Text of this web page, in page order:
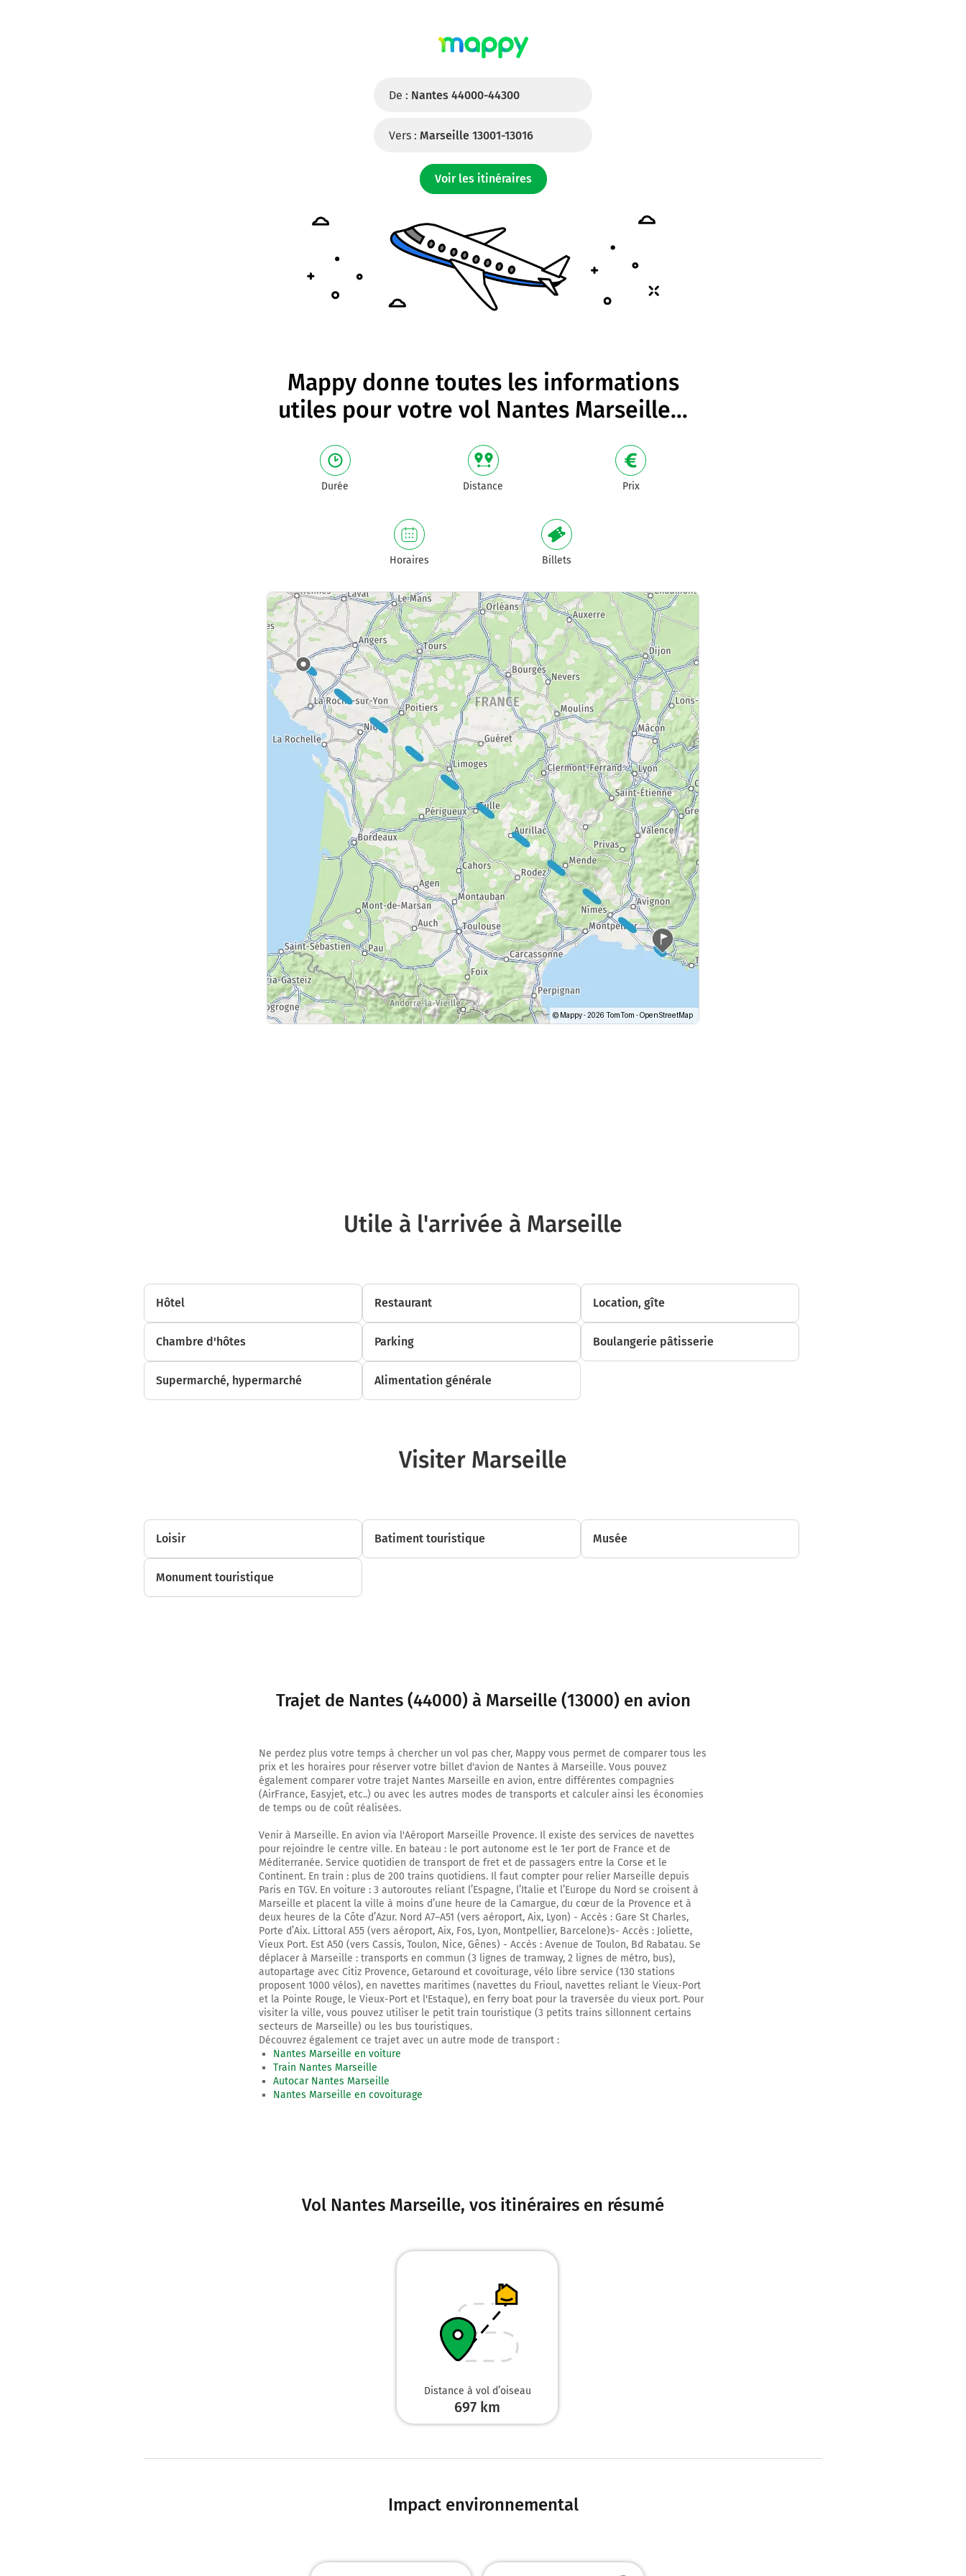
De : Nantes 44000-44300
Vers : Marseille 13001-13016
Voir les itinéraires
Mappy donne toutes les informations
utiles pour votre vol Nantes Marseille...
Durée Distance Prix
Horaires Billets
Utile à l'arrivée à Marseille
Hôtel Restaurant Location, gîte
Chambre d'hôtes Parking Boulangerie pâtisserie
Supermarché, hypermarché Alimentation générale
Visiter Marseille
Loisir Batiment touristique Musée
Monument touristique
Trajet de Nantes (44000) à Marseille (13000) en avion
Ne perdez plus votre temps à chercher un vol pas cher, Mappy vous permet de comparer tous les
prix et les horaires pour réserver votre billet d'avion de Nantes à Marseille. Vous pouvez
également comparer votre trajet Nantes Marseille en avion, entre différentes compagnies
(AirFrance, Easyjet, etc..) ou avec les autres modes de transports et calculer ainsi les économies
de temps ou de coût réalisées.
Venir à Marseille. En avion via l'Aéroport Marseille Provence. Il existe des services de navettes
pour rejoindre le centre ville. En bateau : le port autonome est le 1er port de France et de
Méditerranée. Service quotidien de transport de fret et de passagers entre la Corse et le
Continent. En train : plus de 200 trains quotidiens. Il faut compter pour relier Marseille depuis
Paris en TGV. En voiture : 3 autoroutes reliant l’Espagne, l’Italie et l’Europe du Nord se croisent à
Marseille et placent la ville à moins d’une heure de la Camargue, du cœur de la Provence et à
deux heures de la Côte d’Azur. Nord A7–A51 (vers aéroport, Aix, Lyon) - Accès : Gare St Charles,
Porte d’Aix. Littoral A55 (vers aéroport, Aix, Fos, Lyon, Montpellier, Barcelone)s- Accès : Joliette,
Vieux Port. Est A50 (vers Cassis, Toulon, Nice, Gênes) - Accès : Avenue de Toulon, Bd Rabatau. Se
déplacer à Marseille : transports en commun (3 lignes de tramway, 2 lignes de métro, bus),
autopartage avec Citiz Provence, Getaround et covoiturage, vélo libre service (130 stations
proposent 1000 vélos), en navettes maritimes (navettes du Frioul, navettes reliant le Vieux-Port
et la Pointe Rouge, le Vieux-Port et l'Estaque), en ferry boat pour la traversée du vieux port. Pour
visiter la ville, vous pouvez utiliser le petit train touristique (3 petits trains sillonnent certains
secteurs de Marseille) ou les bus touristiques.
Découvrez également ce trajet avec un autre mode de transport :
Nantes Marseille en voiture
Train Nantes Marseille
Autocar Nantes Marseille
Nantes Marseille en covoiturage
Vol Nantes Marseille, vos itinéraires en résumé
Distance à vol d’oiseau
697 km
Impact environnemental